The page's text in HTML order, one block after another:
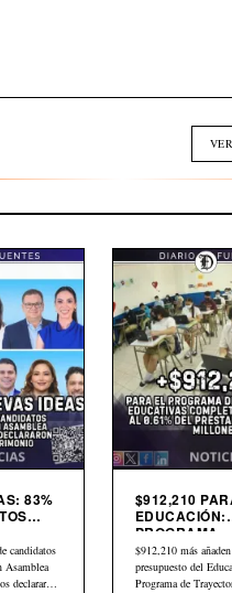
83%
candidatos
Asamblea
declararon
$912,210
EDUCACIÓN:
PROGRAMA
EDUCATIVAS
COMPLEJAS
$912,210 más
presupuesto del
Programa de